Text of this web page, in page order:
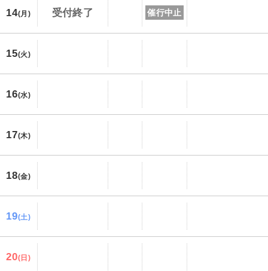
14(月) 受付終了 催行中止
15(火)
16(水)
17(木)
18(金)
19(土)
20(日)